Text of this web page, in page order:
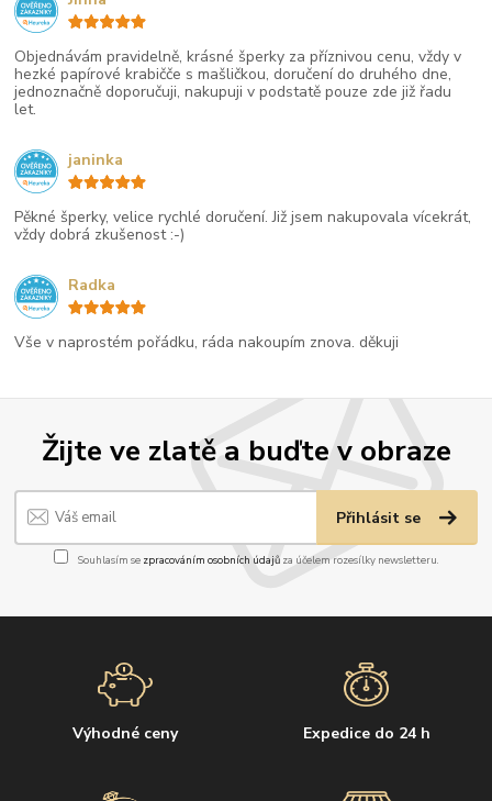
Žijte ve zlatě a buďte v obraze
Přihlásit se
Souhlasím se zpracováním osobních údajůza účelem rozesílky newsletteru.
Výhodné ceny Expedice do 24 h
Objednávám pravidelně, krásné šperky za příznivou cenu, vždy v
hezké papírové krabičče s mašličkou, doručení do druhého dne,
jednoznačně doporučuji, nakupuji v podstatě pouze zde již řadu
let.
Pěkné šperky, velice rychlé doručení. Již jsem nakupovala vícekrát,
vždy dobrá zkušenost :-)
janinka
Vše v naprostém pořádku, ráda nakoupím znova. děkuji
Radka